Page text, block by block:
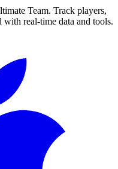
Team. Track players,
with real-time data and tools.